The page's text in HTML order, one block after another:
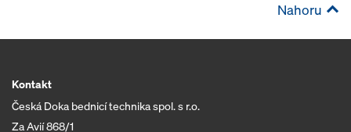
Nahoru
Kontakt
Česká Doka bednicí technika spol. s r.o.
Za Avií 868/1